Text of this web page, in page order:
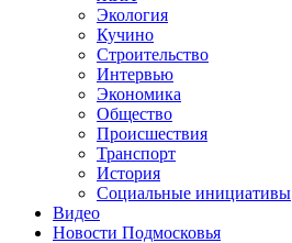
Экология
Кучино
Строительство
Интервью
Экономика
Общество
Происшествия
Транспорт
История
Социальные инициативы
Видео
Новости Подмосковья